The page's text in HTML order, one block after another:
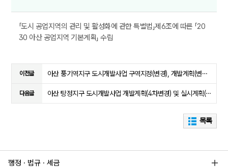
「도시 공업지역의 관리 및 활성화에 관한 특별법」제6조에 따른 「20
30 아산 공업지역 기본계획」 수립
이전글 아산 풍기역지구 도시개발사업 구역지정(변경), 개발계획(변경), 실시계획인가 고시
다음글 아산 탕정지구 도시개발사업 개발계획(4차변경) 및 실시계획(4차변경) 인가 고시
목록
행정 · 법규 · 세금